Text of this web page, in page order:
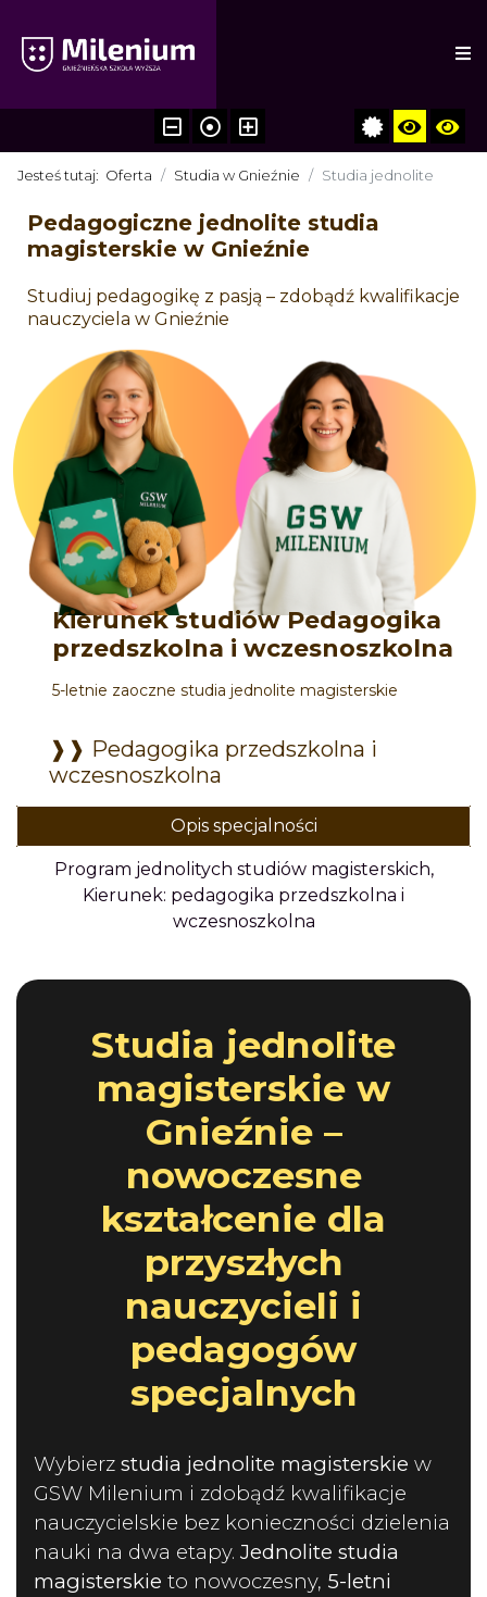
Jesteś tutaj: Oferta Studia w Gnieźnie Studia jednolite
Pedagogiczne jednolite studia
magisterskie w Gnieźnie
Studiuj pedagogikę z pasją – zdobądź kwalifikacje
nauczyciela w Gnieźnie
Kierunek studiów Pedagogika
przedszkolna i wczesnoszkolna
5-letnie zaoczne studia jednolite magisterskie
❱❱ Pedagogika przedszkolna i
wczesnoszkolna
Opis specjalności
Program jednolitych studiów magisterskich,
Kierunek: pedagogika przedszkolna i
wczesnoszkolna
Studia jednolite
magisterskie w
Gnieźnie –
nowoczesne
kształcenie dla
przyszłych
nauczycieli i
pedagogów
specjalnych
Wybierz studia jednolite magisterskie w
GSW Milenium i zdobądź kwalifikacje
nauczycielskie bez konieczności dzielenia
nauki na dwa etapy. Jednolite studia
magisterskie to nowoczesny, 5-letni